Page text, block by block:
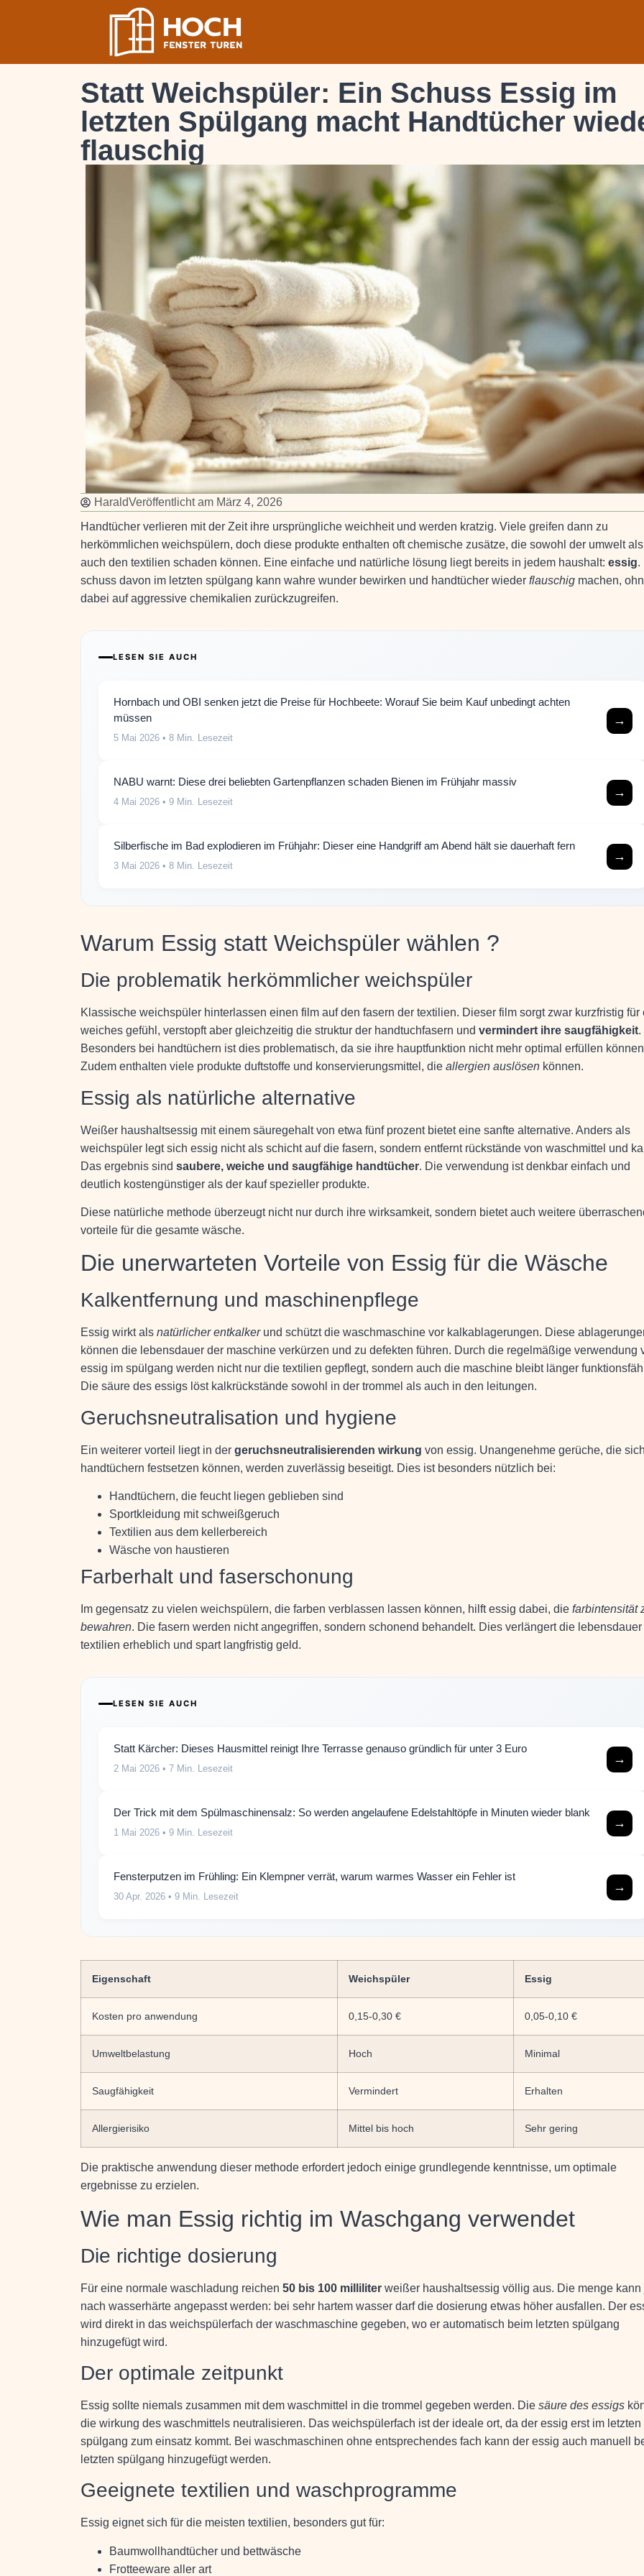
Statt Weichspüler: Ein Schuss Essig im
letzten Spülgang macht Handtücher
flauschig
HaraldVeröffentlicht am März 4, 2026
Handtücher verlieren mit der Zeit ihre ursprüngliche weichheit und werden kratzig. Viele greifen dann zu
herkömmlichen weichspülern, doch diese produkte enthalten oft chemische zusätze, die sowohl der umwelt als
auch den textilien schaden können. Eine einfache und natürliche lösung liegt bereits in jedem haushalt: essig.
schuss davon im letzten spülgang kann wahre wunder bewirken und handtücher wieder flauschig machen,
dabei auf aggressive chemikalien zurückzugreifen.
LESEN SIE AUCH
Hornbach und OBI senken jetzt die Preise für Hochbeete: Worauf Sie beim Kauf unbedingt achten
müssen
5 Mai 2026 • 8 Min. Lesezeit
→
NABU warnt: Diese drei beliebten Gartenpflanzen schaden Bienen im Frühjahr massiv
4 Mai 2026 • 9 Min. Lesezeit
→
Silberfische im Bad explodieren im Frühjahr: Dieser eine Handgriff am Abend hält sie dauerhaft fern
3 Mai 2026 • 8 Min. Lesezeit
→
Warum Essig statt Weichspüler wählen ?
Die problematik herkömmlicher weichspüler
Klassische weichspüler hinterlassen einen film auf den fasern der textilien. Dieser film sorgt zwar kurzfristig für
weiches gefühl, verstopft aber gleichzeitig die struktur der handtuchfasern und vermindert ihre saugfähigkeit.
Besonders bei handtüchern ist dies problematisch, da sie ihre hauptfunktion nicht mehr optimal erfüllen
Zudem enthalten viele produkte duftstoffe und konservierungsmittel, die allergien auslösen können.
Essig als natürliche alternative
Weißer haushaltsessig mit einem säuregehalt von etwa fünf prozent bietet eine sanfte alternative. Anders als
weichspüler legt sich essig nicht als schicht auf die fasern, sondern entfernt rückstände von waschmittel und
Das ergebnis sind saubere, weiche und saugfähige handtücher. Die verwendung ist denkbar einfach und
deutlich kostengünstiger als der kauf spezieller produkte.
Diese natürliche methode überzeugt nicht nur durch ihre wirksamkeit, sondern bietet auch weitere
vorteile für die gesamte wäsche.
Die unerwarteten Vorteile von Essig für die Wäsche
Kalkentfernung und maschinenpflege
Essig wirkt als natürlicher entkalkerund schützt die waschmaschine vor kalkablagerungen. Diese
können die lebensdauer der maschine verkürzen und zu defekten führen. Durch die regelmäßige verwendung
essig im spülgang werden nicht nur die textilien gepflegt, sondern auch die maschine bleibt länger
Die säure des essigs löst kalkrückstände sowohl in der trommel als auch in den leitungen.
Geruchsneutralisation und hygiene
Ein weiterer vorteil liegt in der geruchsneutralisierenden wirkung von essig. Unangenehme gerüche, die
handtüchern festsetzen können, werden zuverlässig beseitigt. Dies ist besonders nützlich bei:
Handtüchern, die feucht liegen geblieben sind
Sportkleidung mit schweißgeruch
Textilien aus dem kellerbereich
Wäsche von haustieren
Farberhalt und faserschonung
Im gegensatz zu vielen weichspülern, die farben verblassen lassen können, hilft essig dabei, die farbintensität
bewahren. Die fasern werden nicht angegriffen, sondern schonend behandelt. Dies verlängert die lebensdauer
textilien erheblich und spart langfristig geld.
LESEN SIE AUCH
Statt Kärcher: Dieses Hausmittel reinigt Ihre Terrasse genauso gründlich für unter 3 Euro
2 Mai 2026 • 7 Min. Lesezeit
→
Der Trick mit dem Spülmaschinensalz: So werden angelaufene Edelstahltöpfe in Minuten wieder blank
1 Mai 2026 • 9 Min. Lesezeit
→
Fensterputzen im Frühling: Ein Klempner verrät, warum warmes Wasser ein Fehler ist
30 Apr. 2026 • 9 Min. Lesezeit
→
Eigenschaft Weichspüler Essig
Kosten pro anwendung 0,15-0,30 € 0,05-0,10 €
Umweltbelastung Hoch Minimal
Saugfähigkeit Vermindert Erhalten
Allergierisiko Mittel bis hoch Sehr gering
Die praktische anwendung dieser methode erfordert jedoch einige grundlegende kenntnisse, um optimale
ergebnisse zu erzielen.
Wie man Essig richtig im Waschgang verwendet
Die richtige dosierung
Für eine normale waschladung reichen 50 bis 100 milliliter weißer haushaltsessig völlig aus. Die menge kann
nach wasserhärte angepasst werden: bei sehr hartem wasser darf die dosierung etwas höher ausfallen. Der
wird direkt in das weichspülerfach der waschmaschine gegeben, wo er automatisch beim letzten spülgang
hinzugefügt wird.
Der optimale zeitpunkt
Essig sollte niemals zusammen mit dem waschmittel in die trommel gegeben werden. Die säure des essigs
die wirkung des waschmittels neutralisieren. Das weichspülerfach ist der ideale ort, da der essig erst im letzten
spülgang zum einsatz kommt. Bei waschmaschinen ohne entsprechendes fach kann der essig auch manuell
letzten spülgang hinzugefügt werden.
Geeignete textilien und waschprogramme
Essig eignet sich für die meisten textilien, besonders gut für:
Baumwollhandtücher und bettwäsche
Frotteeware aller art